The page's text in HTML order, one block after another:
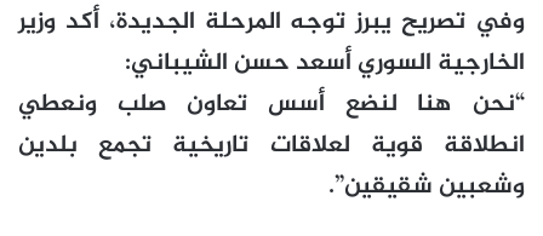
وفي تصريح يبرز توجه المرحلة الجديدة، أكد وزير
الخارجية السوري أسعد حسن الشيباني:
“نحن هنا لنضع أسس تعاون صلب ونعطي
انطلاقة قوية لعلاقات تاريخية تجمع بلدين
وشعبين شقيقين”.